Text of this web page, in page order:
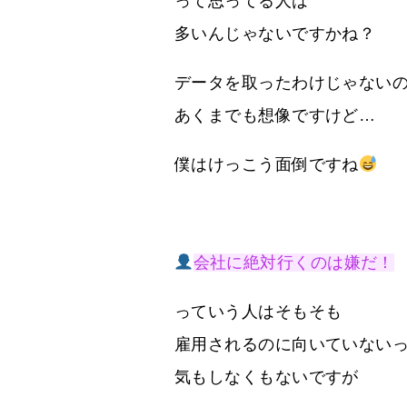
多いんじゃないですかね？
データを取ったわけじゃない
あくまでも想像ですけど…
僕はけっこう面倒ですね
会社に絶対行くのは嫌だ！
っていう人はそもそも
雇用されるのに向いていない
気もしなくもないですが